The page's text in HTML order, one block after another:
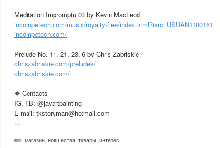
Meditation Impromptu 03 by Kevin MacLeod
incompetech.com/music/royalty-free/index.html?isrc=USUAN1100161
incompetech.com/
Prelude No. 11, 21, 23, 6 by Chris Zabriskie
chriszabriskie.com/preludes/
chriszabriskie.com/
❖ Contacts
IG, FB: @jayartpainting
E-mail: tkstoryman@hotmail.com
…
магазин новшества товары интерес